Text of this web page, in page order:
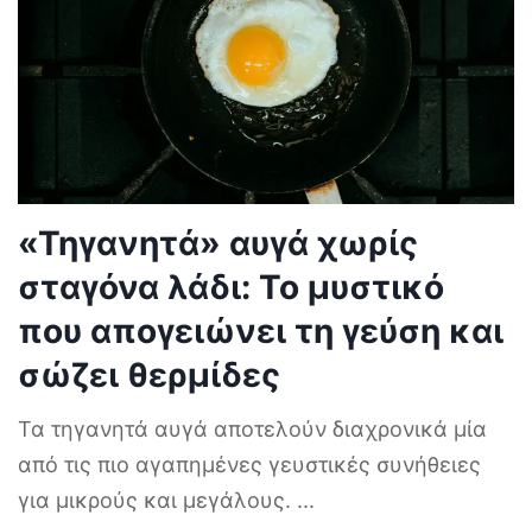
«Τηγανητά» αυγά χωρίς
σταγόνα λάδι: Το μυστικό
που απογειώνει τη γεύση και
σώζει θερμίδες
Τα τηγανητά αυγά αποτελούν διαχρονικά μία
από τις πιο αγαπημένες γευστικές συνήθειες
για μικρούς και μεγάλους. ...